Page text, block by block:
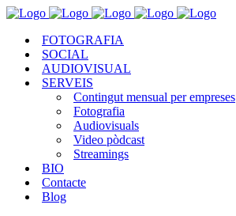
FOTOGRAFIA
SOCIAL
AUDIOVISUAL
SERVEIS
Contingut mensual per empreses
Fotografia
Audiovisuals
Video pòdcast
Streamings
BIO
Contacte
Blog